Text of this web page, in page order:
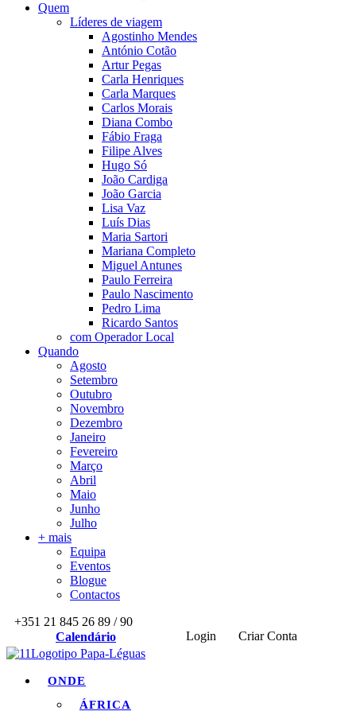
Quem
Líderes de viagem
Agostinho Mendes
António Cotão
Artur Pegas
Carla Henriques
Carla Marques
Carlos Morais
Diana Combo
Fábio Fraga
Filipe Alves
Hugo Só
João Cardiga
João Garcia
Lisa Vaz
Luís Dias
Maria Sartori
Mariana Completo
Miguel Antunes
Paulo Ferreira
Paulo Nascimento
Pedro Lima
Ricardo Santos
com Operador Local
Quando
Agosto
Setembro
Outubro
Novembro
Dezembro
Janeiro
Fevereiro
Março
Abril
Maio
Junho
Julho
+ mais
Equipa
Eventos
Blogue
Contactos
+351 21 845 26 89 / 90
Calendário
Login Criar Conta
ONDE
ÁFRICA